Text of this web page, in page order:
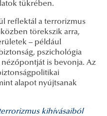
tükrében.
reflektál a terrorizmus
törekszik arra,
– például
pszichológia
is bevonja. Az
alapot nyújtsanak
kihívásaiból